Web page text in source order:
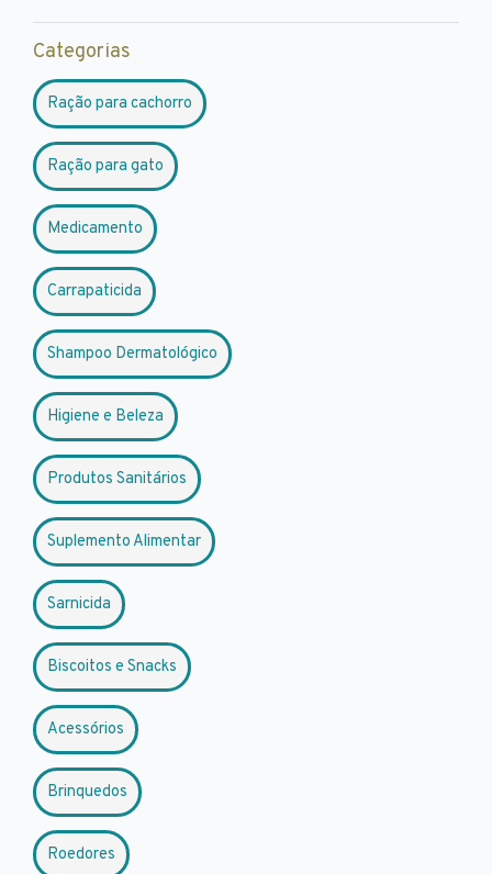
Categorias
Ração para cachorro
Ração para gato
Medicamento
Carrapaticida
Shampoo Dermatológico
Higiene e Beleza
Produtos Sanitários
Suplemento Alimentar
Sarnicida
Biscoitos e Snacks
Acessórios
Brinquedos
Roedores